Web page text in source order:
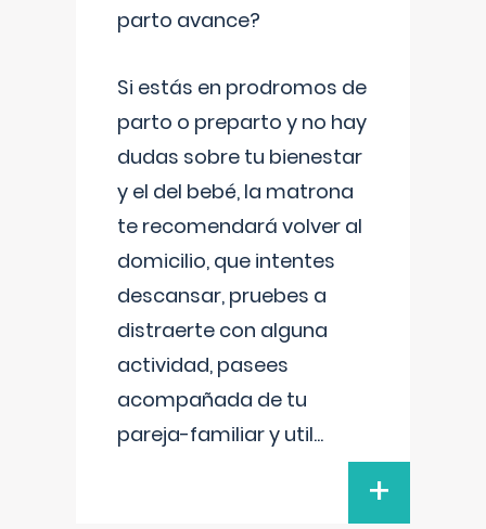
parto avance?
Si estás en prodromos de
parto o preparto y no hay
dudas sobre tu bienestar
y el del bebé, la matrona
te recomendará volver al
domicilio, que intentes
descansar, pruebes a
distraerte con alguna
actividad, pasees
acompañada de tu
pareja-familiar y util...
+